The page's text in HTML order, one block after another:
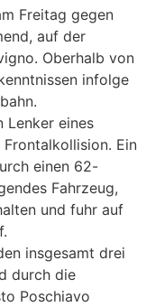
Freitag gegen
auf der
Oberhalb von
infolge
Lenker eines
Ein
einen 62-
Fahrzeug,
und fuhr auf
insgesamt drei
durch die
Poschiavo